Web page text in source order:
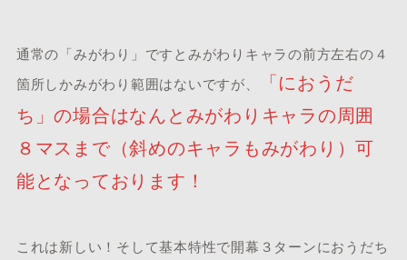
通常の「みがわり」ですとみがわりキャラの前方左右の４
箇所しかみがわり範囲はないですが、
「におうだ
ち」の場合はなんとみがわりキャラの周囲
８マスまで（斜めのキャラもみがわり ）可
能となっております！
これは新しい！そして基本特性で開幕３ターンにおうだち